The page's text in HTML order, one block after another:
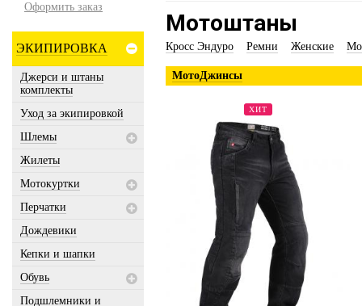
Оформить заказ
ЭКИПИРОВКА
Джерси и штаны
комплекты
Уход за экипировкой
Шлемы
Жилеты
Мотокуртки
Перчатки
Дождевики
Кепки и шапки
Обувь
Подшлемники и
Мотоштаны
Кросс Эндуро Ремни Женские
МотоДжинсы
ХИТ